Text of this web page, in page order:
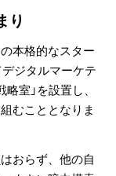
り
本格的なスター
ジタルマーケテ
室」を設置し、
むこととなりま
おらず、他の自